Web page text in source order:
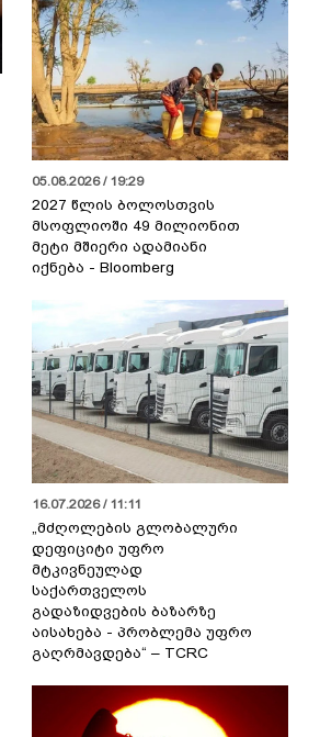
05.08.2026 / 19:29
2027 წლის ბოლოსთვის
მსოფლიოში 49 მილიონით
მეტი მშიერი ადამიანი
იქნება - Bloomberg
16.07.2026 / 11:11
„მძღოლების გლობალური
დეფიციტი უფრო
მტკივნეულად
საქართველოს
გადაზიდვების ბაზარზე
აისახება - პრობლემა უფრო
გაღრმავდება“ – TCRC